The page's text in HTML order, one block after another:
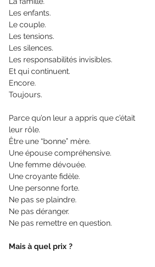
Les enfants.
Le couple.
Les tensions.
Les silences.
Les responsabilités invisibles.
Et qui continuent.
Encore.
Toujours.
Parce qu’on leur a appris que c’était
leur rôle.
Être une “bonne” mère.
Une épouse compréhensive.
Une femme dévouée.
Une croyante fidèle.
Une personne forte.
Ne pas se plaindre.
Ne pas déranger.
Ne pas remettre en question.
Mais à quel prix ?